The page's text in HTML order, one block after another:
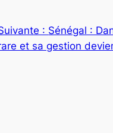
: Sénégal :
et sa gestion